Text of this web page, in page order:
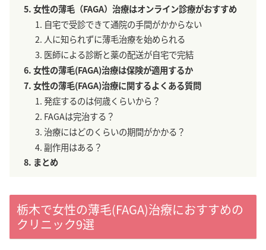
女性の薄毛（FAGA）治療はオンライン診療がおすすめ
自宅で受診できて通院の手間がかからない
人に知られずに薄毛治療を始められる
医師による診断と薬の配送が自宅で完結
女性の薄毛(FAGA)治療は保険が適用するか
女性の薄毛(FAGA)治療に関するよくある質問
発症するのは何歳くらいから？
FAGAは完治する？
治療にはどのくらいの期間がかかる？
副作用はある？
まとめ
栃木で女性の薄毛(FAGA)治療におすすめの
クリニック9選